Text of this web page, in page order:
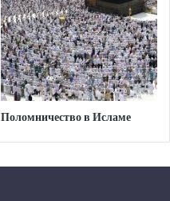
Поломничество в Исламе